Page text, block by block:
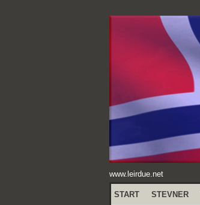
www.leirdue.net
START STEVNER